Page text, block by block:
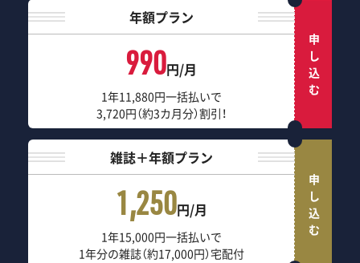
年額プラン
990円/月
1年11,880円一括払いで
3,720円（約3カ月分）割引！
申し込む
雑誌＋年額プラン
1,250円/月
1年15,000円一括払いで
1年分の雑誌（約17,000円）宅配付
申し込む